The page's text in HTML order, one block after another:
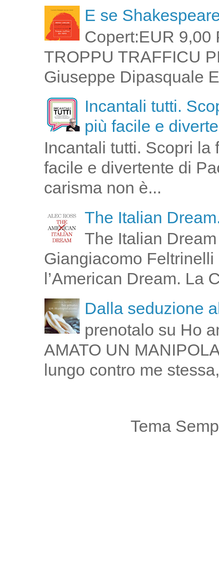
E se
Copert:EUR 9,00
TROPPU TRAFFICU
Giuseppe Dipasquale
Incantali tutti.
più facile e
Incantali tutti. Scopri
facile e divertente di
carisma non è...
The Italian
The Italian
Giangiacomo
l’American Dream. La
Dalla seduzione
prenotalo su Ho
AMATO UN
lungo contro me
Tema